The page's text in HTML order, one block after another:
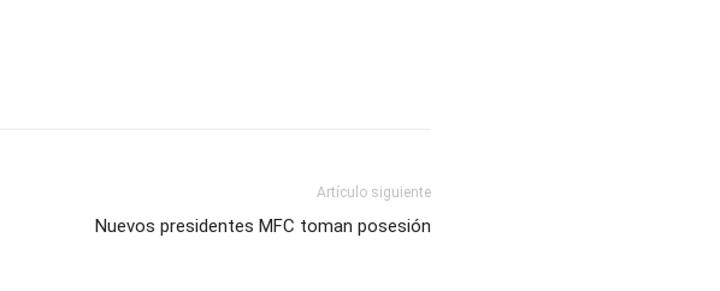
Artículo siguiente
Nuevos presidentes MFC toman posesión